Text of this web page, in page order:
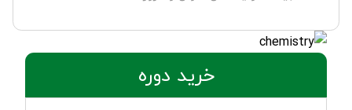
خرید دوره